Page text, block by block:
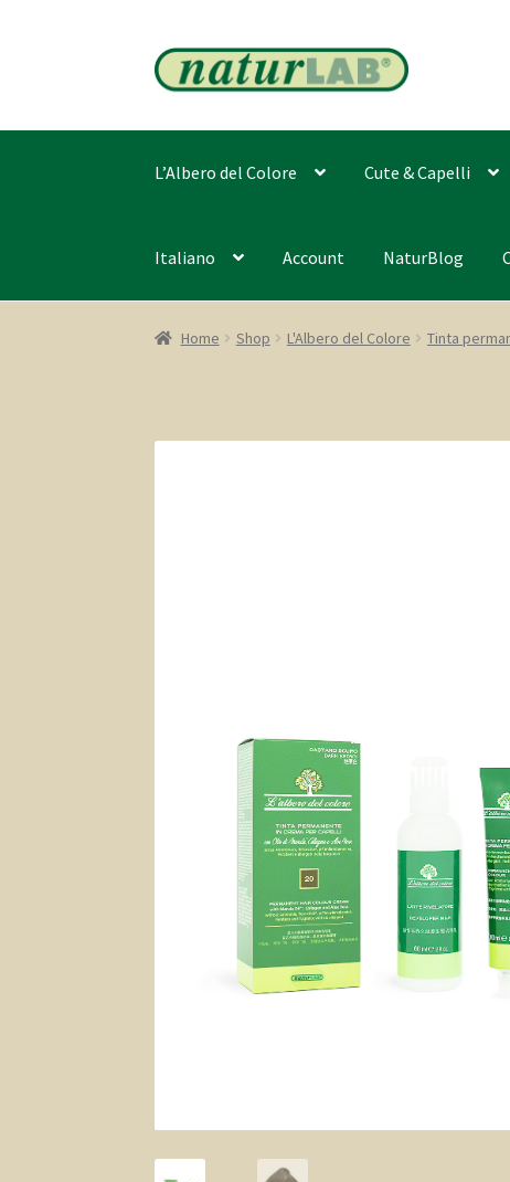
Vai
alla
Vai
al
L’Albero del Colore Cute & Capelli
Italiano Account NaturBlog
Home Shop L'Albero del Colore Tinta